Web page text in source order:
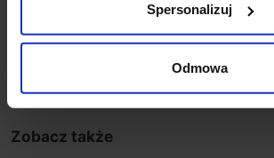
Spersonalizuj
Odmowa
Zobacz także